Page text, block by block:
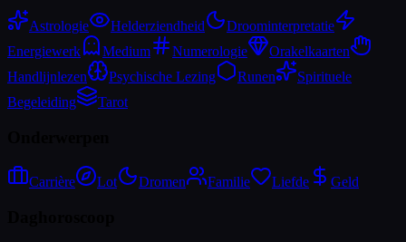
Astrologie Helderziendheid
Droominterpretatie
Energiewerk
Medium Numerologie
Orakelkaarten
Handlijnlezen
Psychische Lezing Runen
Spirituele
Begeleiding
Tarot
Carrière Lot Dromen Familie Liefde Geld